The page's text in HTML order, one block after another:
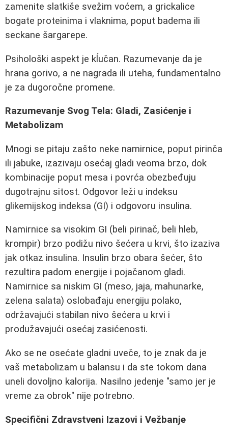
zamenite slatkiše svežim voćem, a grickalice
bogate proteinima i vlaknima, poput badema ili
seckane šargarepe.
Psihološki aspekt je kĺučan. Razumevanje da je
hrana gorivo, a ne nagrada ili uteha, fundamentalno
je za dugoročne promene.
Razumevanje Svog Tela: Gladi, Zasićenje i
Metabolizam
Mnogi se pitaju zašto neke namirnice, poput pirinča
ili jabuke, izazivaju osećaj gladi veoma brzo, dok
kombinacije poput mesa i povrća obezbeđuju
dugotrajnu sitost. Odgovor leži u indeksu
glikemijskog indeksa (GI) i odgovoru insulina.
Namirnice sa visokim GI (beli pirinač, beli hleb,
krompir) brzo podižu nivo šećera u krvi, što izaziva
jak otkaz insulina. Insulin brzo obara šećer, što
rezultira padom energije i pojačanom gladi.
Namirnice sa niskim GI (meso, jaja, mahunarke,
zelena salata) oslobađaju energiju polako,
održavajući stabilan nivo šećera u krvi i
produžavajući osećaj zasićenosti.
Ako se ne osećate gladni uveče, to je znak da je
vaš metabolizam u balansu i da ste tokom dana
uneli dovoljno kalorija. Nasilno jedenje "samo jer je
vreme za obrok" nije potrebno.
Specifični Zdravstveni Izazovi i Vežbanje